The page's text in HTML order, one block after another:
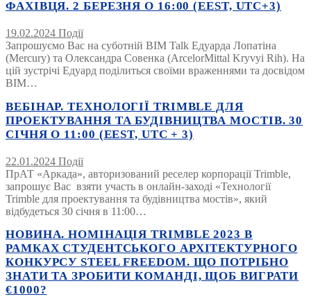
ФАХІВЦЯ. 2 БЕРЕЗНЯ О 16:00 (EEST, UTC+3)
19.02.2024 Події
Запрошуємо Вас на суботній BIM Talk Едуарда Лопатіна
(Mercury) та Олександра Совенка (ArcelorMittal Kryvyi Rih). На
цій зустрічі Едуард поділиться своїми враженнями та досвідом
BIM…
ВЕБІНАР. ТЕХНОЛОГІЇ TRIMBLE ДЛЯ
ПРОЕКТУВАННЯ ТА БУДІВНИЦТВА МОСТІВ. 30
СІЧНЯ О 11:00 (EEST, UTC + 3)
22.01.2024 Події
ПрАТ «Аркада», авторизований реселер корпорації Trimble,
запрошує Вас взяти участь в онлайн-заході «Технології
Trimble для проектування та будівництва мостів», який
відбудеться 30 січня в 11:00…
НОВИНА. НОМІНАЦІЯ TRIMBLE 2023 В
РАМКАХ СТУДЕНТСЬКОГО АРХІТЕКТУРНОГО
КОНКУРСУ STEEL FREEDOM. ЩО ПОТРІБНО
ЗНАТИ ТА ЗРОБИТИ КОМАНДІ, ЩОБ ВИГРАТИ
€1000?